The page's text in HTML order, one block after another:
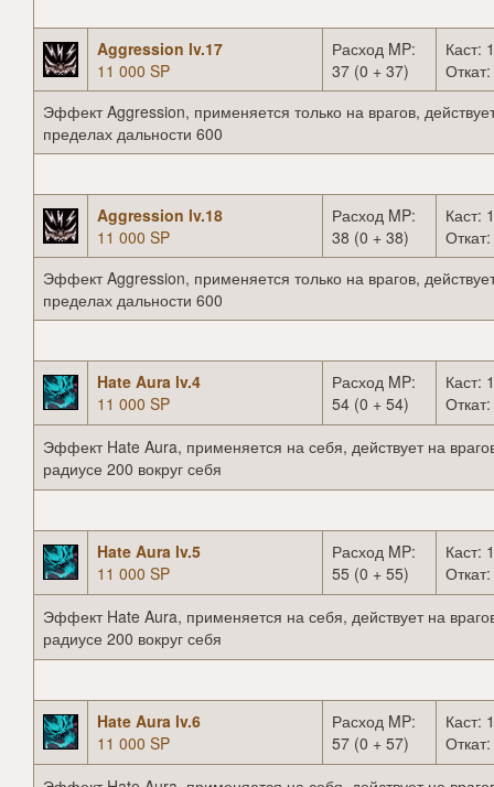
Aggression lv.17
11 000 SP
Расход MP:
37 (0 + 37)
Каст:
Эффект Aggression, применяется только на врагов,
пределах дальности 600
Aggression lv.18
11 000 SP
Расход MP:
38 (0 + 38)
Каст:
Эффект Aggression, применяется только на врагов,
пределах дальности 600
Hate Aura lv.4
11 000 SP
Расход MP:
54 (0 + 54)
Каст:
Эффект Hate Aura, применяется на себя, действует на
радиусе 200 вокруг себя
Hate Aura lv.5
11 000 SP
Расход MP:
55 (0 + 55)
Каст:
Эффект Hate Aura, применяется на себя, действует на
радиусе 200 вокруг себя
Hate Aura lv.6
11 000 SP
Расход MP:
57 (0 + 57)
Каст: